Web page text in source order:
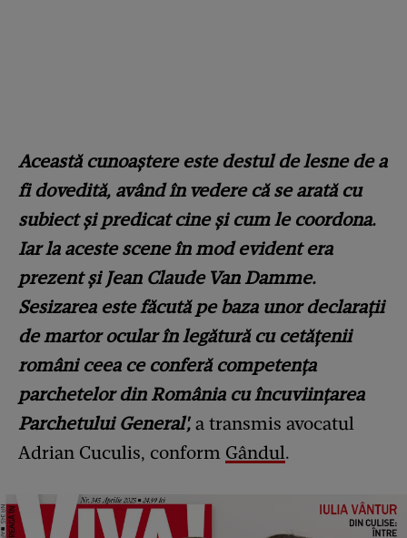
Această cunoaștere este destul de lesne de a
fi dovedită, având în vedere că se arată cu
subiect și predicat cine și cum le coordona.
Iar la aceste scene în mod evident era
prezent și Jean Claude Van Damme.
Sesizarea este făcută pe baza unor declarații
de martor ocular în legătură cu cetățenii
români ceea ce conferă competența
parchetelor din România cu încuviințarea
Parchetului General', a transmis avocatul
Adrian Cuculis, conform Gândul.